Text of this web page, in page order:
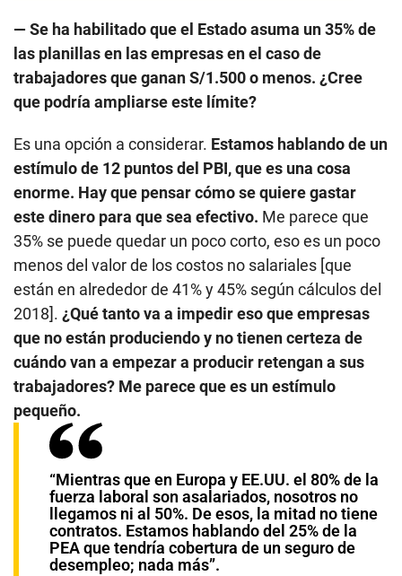
— Se ha habilitado que el Estado asuma un 35% de
las planillas en las empresas en el caso de
trabajadores que ganan S/1.500 o menos. ¿Cree
que podría ampliarse este límite?
Es una opción a considerar. Estamos hablando de un
estímulo de 12 puntos del PBI, que es una cosa
enorme. Hay que pensar cómo se quiere gastar
este dinero para que sea efectivo. Me parece que
35% se puede quedar un poco corto, eso es un poco
menos del valor de los costos no salariales [que
están en alrededor de 41% y 45% según cálculos del
2018]. ¿Qué tanto va a impedir eso que empresas
que no están produciendo y no tienen certeza de
cuándo van a empezar a producir retengan a sus
trabajadores? Me parece que es un estímulo
pequeño.
“Mientras que en Europa y EE.UU. el 80% de la
fuerza laboral son asalariados, nosotros no
llegamos ni al 50%. De esos, la mitad no tiene
contratos. Estamos hablando del 25% de la
PEA que tendría cobertura de un seguro de
desempleo; nada más”.